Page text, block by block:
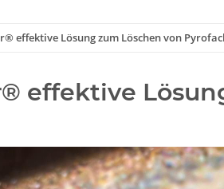
effektive Lösung zum Löschen von
effektive